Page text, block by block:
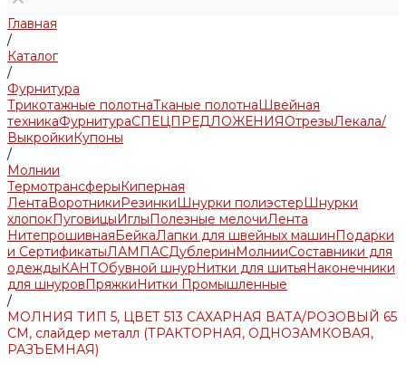
Главная
/
Каталог
/
Фурнитура
Трикотажные полотнаТканые полотнаШвейная
техникаФурнитураСПЕЦПРЕДЛОЖЕНИЯОтрезыЛекала/
ВыкройкиКупоны
/
Молнии
ТермотрансферыКиперная
ЛентаВоротникиРезинкиШнурки полиэстерШнурки
хлопокПуговицыИглыПолезные мелочиЛента
НитепрошивнаяБейкаЛапки для швейных машинПодарки
и СертификатыЛАМПАСДублеринМолнииСоставники для
одеждыКАНТОбувной шнурНитки для шитьяНаконечники
для шнуровПряжкиНитки Промышленные
/
МОЛНИЯ ТИП 5, ЦВЕТ 513 САХАРНАЯ ВАТА/РОЗОВЫЙ 65
СМ, слайдер металл (ТРАКТОРНАЯ, ОДНОЗАМКОВАЯ,
РАЗЪЕМНАЯ)